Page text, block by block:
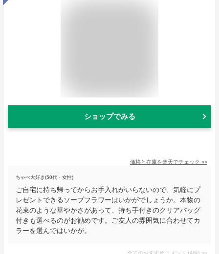
ショップでみる
価格と在庫を楽天でチェック >>
ちゃぺ大好き(50代・女性)
ご自宅に持ち帰ってからお手入れがいらないので、気軽にプ
レゼントできるソープフラワーはいかがでしょうか。本物の
花束のような華やかさがあって、持ち手付きのクリアバッグ
付きも選べるのがお勧めです。ご友人の雰囲気に合わせてカ
ラーを選んではいかが。